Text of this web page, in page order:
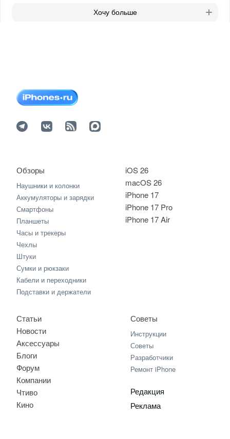
Хочу больше
iOS 26
macOS 26
iPhone 17
iPhone 17 Pro
iPhone 17 Air
Обзоры
Наушники и колонки
Аккумуляторы и зарядки
Смартфоны
Планшеты
Часы и трекеры
Чехлы
Штуки
Сумки и рюкзаки
Кабели и переходники
Подставки и держатели
Статьи
Новости
Аксессуары
Блоги
Форум
Компании
Чтиво
Кино
Советы
Инструкции
Советы
Разработчики
Ремонт iPhone
Редакция
Реклама